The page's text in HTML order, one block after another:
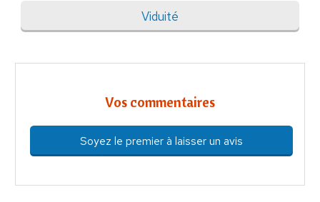
Viduité
Vos commentaires
Soyez le premier à laisser un avis